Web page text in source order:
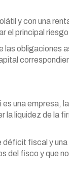
y con una
el principal
obligaciones
una empresa,
liquidez de la
déficit fiscal y
del fisco y que